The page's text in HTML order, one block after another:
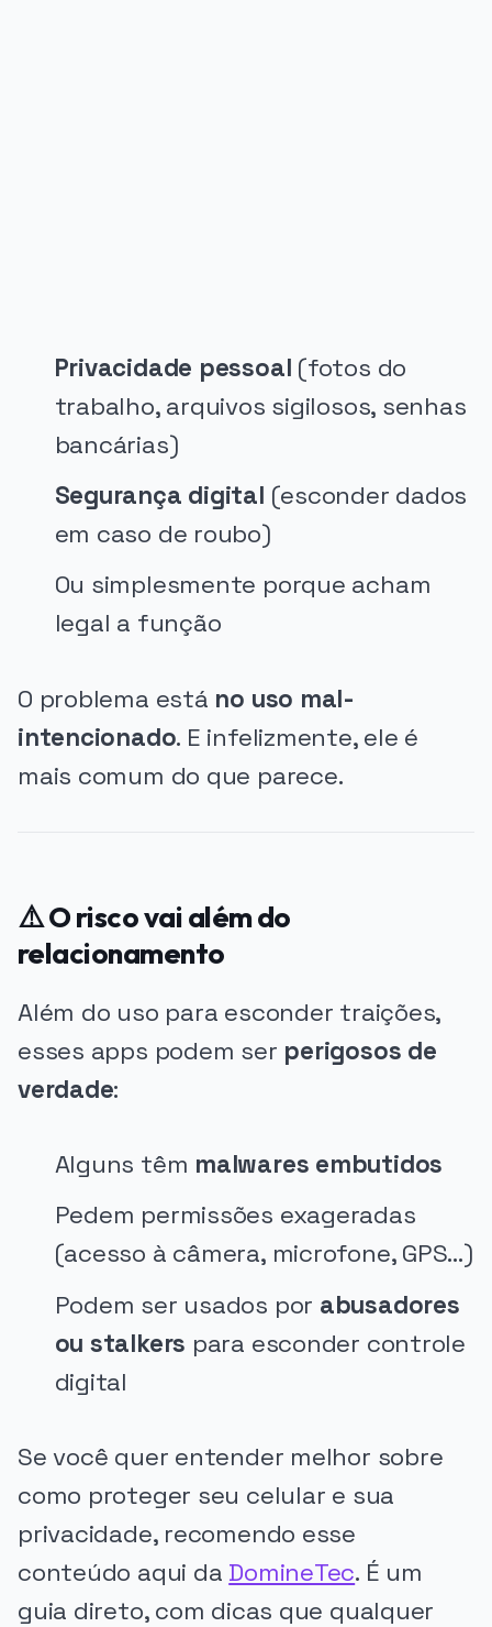
Privacidade pessoal (fotos do
trabalho, arquivos sigilosos, senhas
bancárias)
Segurança digital (esconder dados
em caso de roubo)
Ou simplesmente porque acham
legal a função
O problema está no uso mal-
intencionado. E infelizmente, ele é
mais comum do que parece.
⚠️ O risco vai além do
relacionamento
Além do uso para esconder traições,
esses apps podem ser perigosos de
verdade:
Alguns têm malwares embutidos
Pedem permissões exageradas
(acesso à câmera, microfone, GPS…)
Podem ser usados por abusadores
ou stalkers para esconder controle
digital
Se você quer entender melhor sobre
como proteger seu celular e sua
privacidade, recomendo esse
conteúdo aqui da DomineTec. É um
guia direto, com dicas que qualquer